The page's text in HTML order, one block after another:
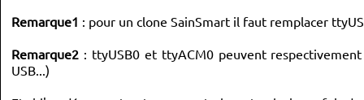
Remarque1 : pour un clone SainSmart il faut remplacer
Remarque2 : ttyUSB0 et ttyACM0 peuvent
USB...)